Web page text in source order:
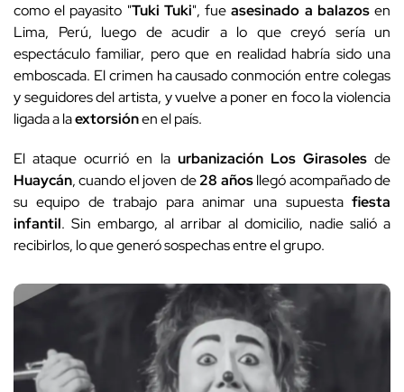
como el payasito "Tuki Tuki", fueasesinado a balazosen
Lima, Perú, luego de acudir a lo que creyó sería un
espectáculo familiar, pero que en realidad habría sido una
emboscada. El crimen ha causado conmoción entre colegas
y seguidores del artista, y vuelve a poner en foco la violencia
ligada a laextorsiónen el país.
El ataque ocurrió en la urbanización Los Girasolesde
Huaycán, cuando el joven de28 añosllegó acompañado de
su equipo de trabajo para animar una supuesta fiesta
infantil. Sin embargo, al arribar al domicilio, nadie salió a
recibirlos, lo que generó sospechas entre el grupo.